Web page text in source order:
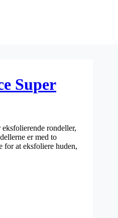
Super
rondeller,
er med to
for at eksfoliere huden,